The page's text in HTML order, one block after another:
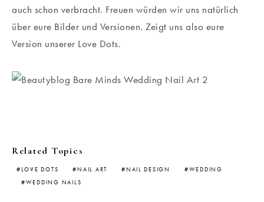
auch schon verbracht. Freuen würden wir uns natürlich
über eure Bilder und Versionen. Zeigt uns also eure
Version unserer Love Dots.
Related Topics
LOVE DOTS NAIL ART NAIL DESIGN
WEDDING
WEDDING NAILS